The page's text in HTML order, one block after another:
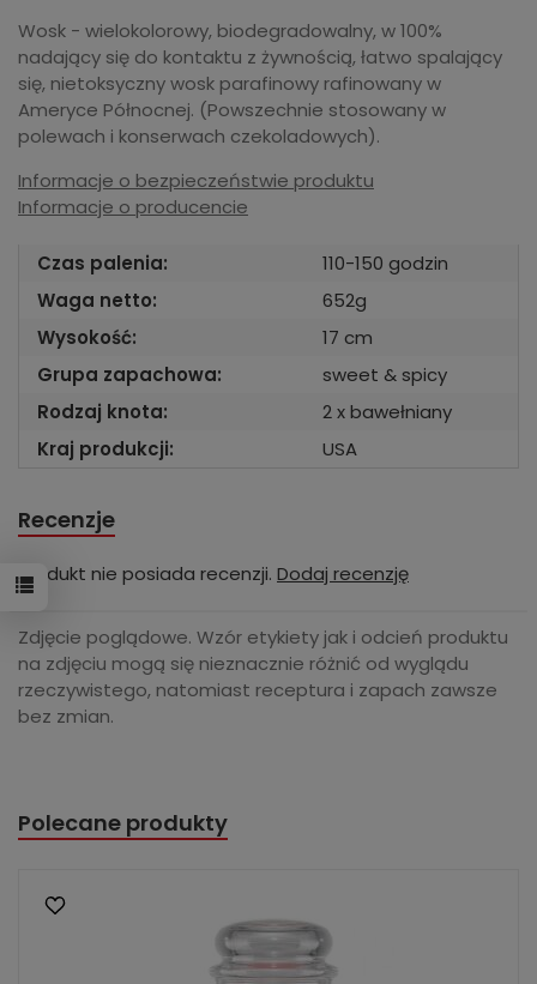
Wosk - wielokolorowy, biodegradowalny, w 100%
nadający się do kontaktu z żywnością, łatwo spalający
się, nietoksyczny wosk parafinowy rafinowany w
Ameryce Północnej. (Powszechnie stosowany w
polewach i konserwach czekoladowych).
Informacje o bezpieczeństwie produktu
Informacje o producencie
Czas palenia:
110-150 godzin
Waga netto:
652g
Wysokość:
17 cm
Grupa zapachowa:
sweet & spicy
Rodzaj knota:
2 x bawełniany
Kraj produkcji:
USA
Recenzje
Produkt nie posiada recenzji. Dodaj recenzję
Zdjęcie poglądowe. Wzór etykiety jak i odcień produktu
na zdjęciu mogą się nieznacznie różnić od wyglądu
rzeczywistego, natomiast receptura i zapach zawsze
bez zmian.
Polecane produkty